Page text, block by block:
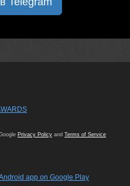
Privacy Policy and Terms of Service